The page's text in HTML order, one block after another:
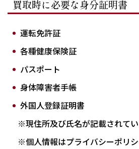
買取時に必要な身分証明書
運転免許証
各種健康保険証
パスポート
身体障害者手帳
外国人登録証明書
※現住所及び氏名が記載されてい
※個人情報はプライバシーポリ